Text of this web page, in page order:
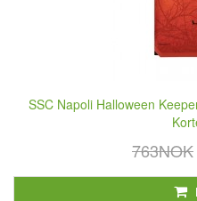
SSC Napoli Halloween
763NOK